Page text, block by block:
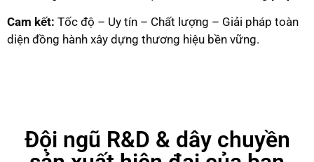
Cam kết: Tốc độ – Uy tín – Chất lượng – Giải pháp toàn
diện đồng hành xây dựng thương hiệu bền vững.
Đội ngũ R&D & dây chuyền